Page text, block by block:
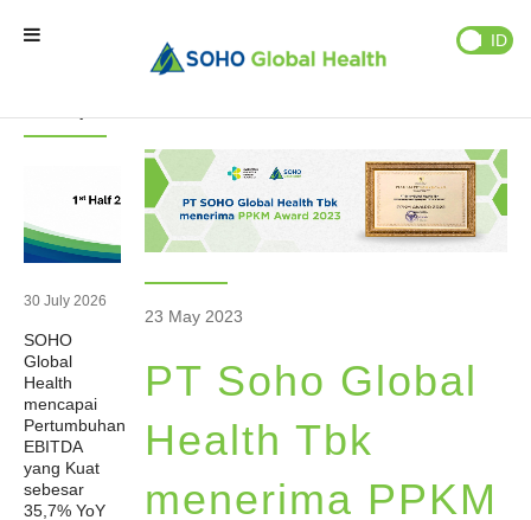
EN ID
Beranda
Brand Kami
Bisnis Kami
Tentang Kami
Natural Wellness
Berita
30 July 2026
SOHO
Global
Health
mencapai
Pertumbuhan
EBITDA
yang Kuat
sebesar
35,7% YoY
Berita
23 May 2023
PT Soho Global
Health Tbk
menerima PPKM